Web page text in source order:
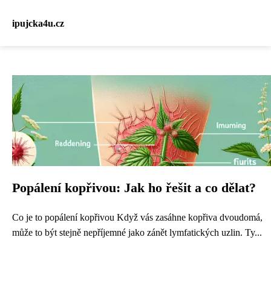
ipujcka4u.cz
Popálení kopřivou: Jak ho řešit a co dělat?
Co je to popálení kopřivou Když vás zasáhne kopřiva dvoudomá,
může to být stejně nepříjemné jako zánět lymfatických uzlin. Ty...